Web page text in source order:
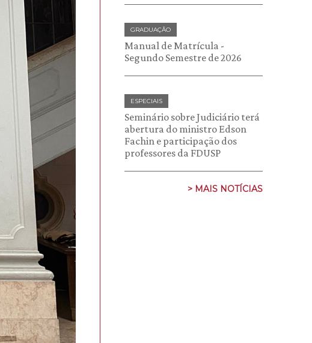
GRADUAÇÃO
Manual de Matrícula -
Segundo Semestre de 2026
ESPECIAIS
Seminário sobre Judiciário terá
abertura do ministro Edson
Fachin e participação dos
professores da FDUSP
> MAIS NOTÍCIAS